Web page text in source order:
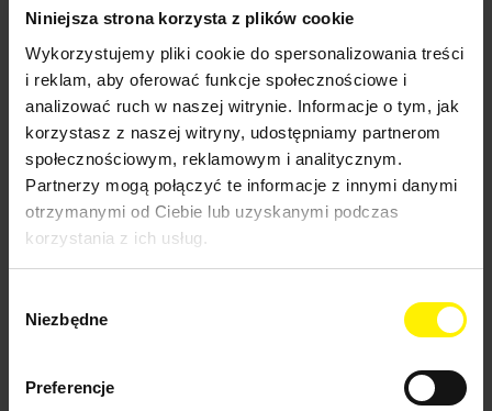
Niniejsza strona korzysta z plików cookie
Wykorzystujemy pliki cookie do spersonalizowania treści
i reklam, aby oferować funkcje społecznościowe i
analizować ruch w naszej witrynie. Informacje o tym, jak
korzystasz z naszej witryny, udostępniamy partnerom
społecznościowym, reklamowym i analitycznym.
Partnerzy mogą połączyć te informacje z innymi danymi
otrzymanymi od Ciebie lub uzyskanymi podczas
korzystania z ich usług.
zgody
Niezbędne
Preferencje
Profesjonalny odkurzacz szczotkowy
Odkurzacze akumulatorowe karcher
Odkurzacze do pyłów niebezpiecznych
Odkurzacze przemysłowe "INDUSTRIAL"""
Odkurzacze do zadań specjalnych
Odkurzacze ekstrakcyjne Karcher
Dmuchawa do osuszania
Profesjonalne odkurzacze parowe Karcher
Profesjonalna myjka do okien
Zamiatarki karcher
Zamiatarki ręczne
Zamiatarki ręczne z trakcją
Zamiatarki z siedzeniem dla operatora
Dmuchawa akumulatorowa
Automaty do czyszczenia wykładzin karcher
Urządzenia używane / poleasingowe